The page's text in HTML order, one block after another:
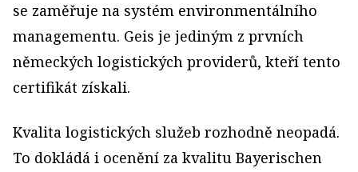
se zaměřuje na systém environmentálního
managementu. Geis je jediným z prvních
německých logistických providerů, kteří tento
certifikát získali.
Kvalita logistických služeb rozhodně neopadá.
To dokládá i ocenění za kvalitu Bayerischen